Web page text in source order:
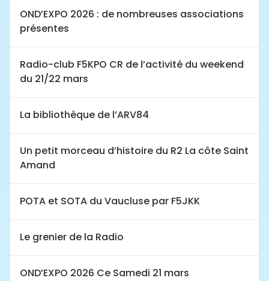
OND’EXPO 2026 : de nombreuses associations
présentes
Radio-club F5KPO CR de l’activité du weekend
du 21/22 mars
La bibliothèque de l’ARV84
Un petit morceau d’histoire du R2 La côte Saint
Amand
POTA et SOTA du Vaucluse par F5JKK
Le grenier de la Radio
OND’EXPO 2026 Ce Samedi 21 mars